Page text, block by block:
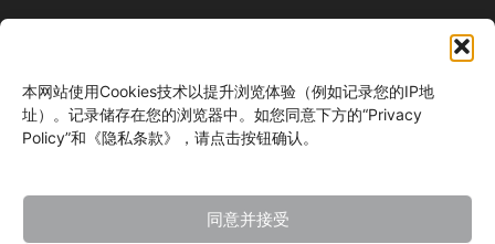
本网站使用Cookies技术以提升浏览体验（例如记录您的IP地
址）。记录储存在您的浏览器中。如您同意下方的“Privacy
Policy”和《隐私条款》，请点击按钮确认。
同意并接受
关注我们